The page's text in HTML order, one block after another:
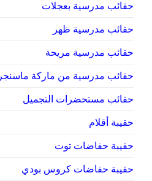
حقائب مدرسية بعجلات
حقائب مدرسية ظهر
حقائب مدرسية مريحة
حقائب مدرسية من ماركة ماسنجر
حقائب مستحضرات التجميل
حقيبة أقلام
حقيبة حفاضات توت
حقيبة حفاضات كروس بودي